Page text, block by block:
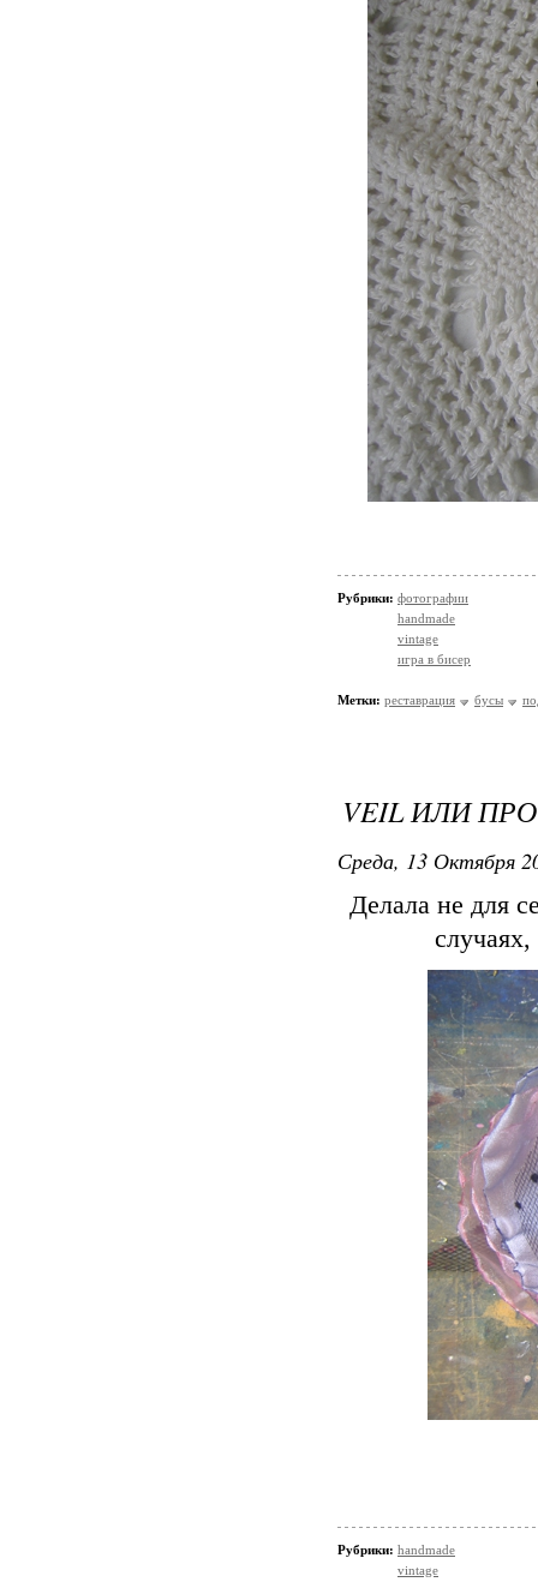
Рубрики: фотографии
handmade
vintage
игра в бисер
Метки: реставрация бусы
VEIL ИЛИ
Среда, 13 Октября
Делала не для
Рубрики: handmade
vintage